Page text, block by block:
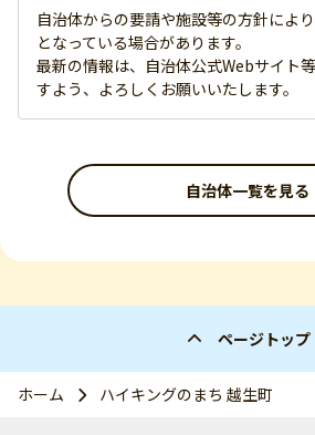
自治体からの要請や施設等の方針によ
となっている場合があります。
最新の情報は、自治体公式Webサイト
すよう、よろしくお願いいたします。
自治体一覧を見る
ページトップ
ホーム ハイキングのまち 越生町